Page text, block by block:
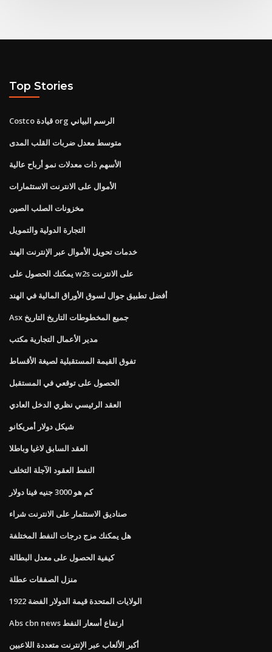
Top Stories
Costco قيادة org الرسم البياني
متوسط ​​معدل ضربات القلب المدى
الأسهم ذات معدلات نمو أرباح عالية
الأموال على الانترنت الاستثمارات
مخزونات الصلب الصين
التجارة الدولية والتمويل
خدمات تحويل الأموال عبر الإنترنت الهند
يمكنك الحصول على w2s على الانترنت
أفضل تطبيق جوال لسوق الأوراق المالية في الهند
Asx جميع المخطوطات التاريخ التاريخ
مدير الأعمال التجارية مكتب
تفوق القيمة المستقبلية لصيغة الأقساط
الحصول على توقعي في المستقبل
العقد الرئيسي نظري الدخل العادي
شيكل دولار أمريكانو
العقد السابق لاغيا وباطلا
النفط العقود الآجلة التخلف
كم هو 3000 جنيه فينا دولار
صناديق الاستثمار على الانترنت شراء
هل يمكنك مزج درجات النفط المختلفة
كيفية الحصول على معدل البطالة
منزل الصفقات عطلة
1922 الولايات المتحدة قيمة الدولار الفضة
Abs cbn news ارتفاع أسعار النفط
أكبر الألعاب عبر الإنترنت متعددة اللاعبين